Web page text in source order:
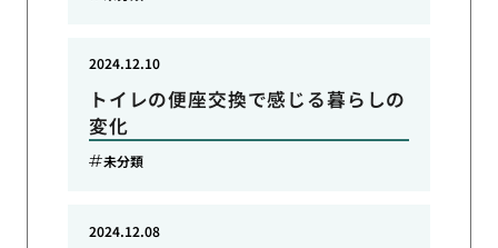
トイレの便座交換で感じる暮らしの
変化
2024.12.10
未分類
2024.12.08